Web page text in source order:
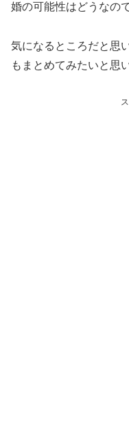
婚の可能性はどうなの
気になるところだと思
もまとめてみたいと思